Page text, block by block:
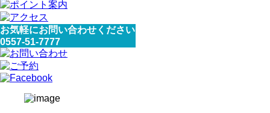
お気軽にお問い合わせください
0557-51-7777